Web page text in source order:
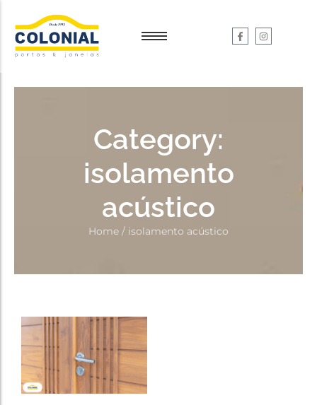
Category:
isolamento
acústico
Home / isolamento acústico